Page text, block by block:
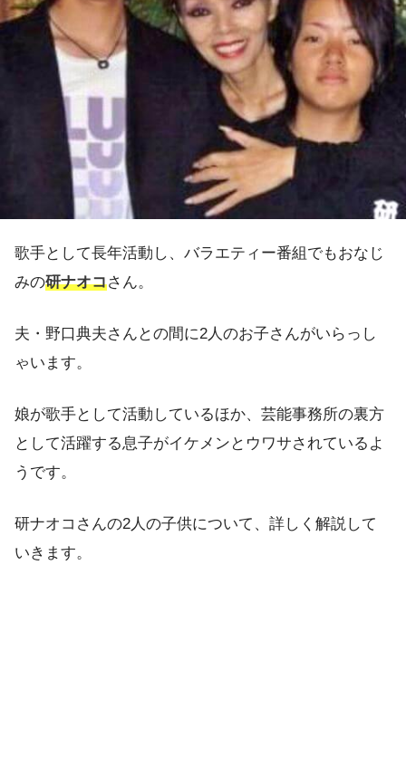
歌手として長年活動し、バラエティー番組でもおなじ
みの研ナオコさん。
夫・野口典夫さんとの間に2人のお子さんがいらっし
ゃいます。
娘が歌手として活動しているほか、芸能事務所の裏方
として活躍する息子がイケメンとウワサされているよ
うです。
研ナオコさんの2人の子供について、詳しく解説して
いきます。